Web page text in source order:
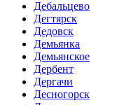
Дебальцево
Дегтярск
Дедовск
Демьянка
Демьянское
Дербент
Дергачи
Десногорск